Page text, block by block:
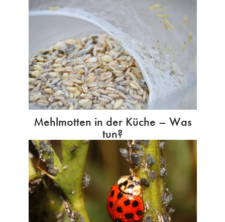
Mehlmotten in der Küche – Was
tun?